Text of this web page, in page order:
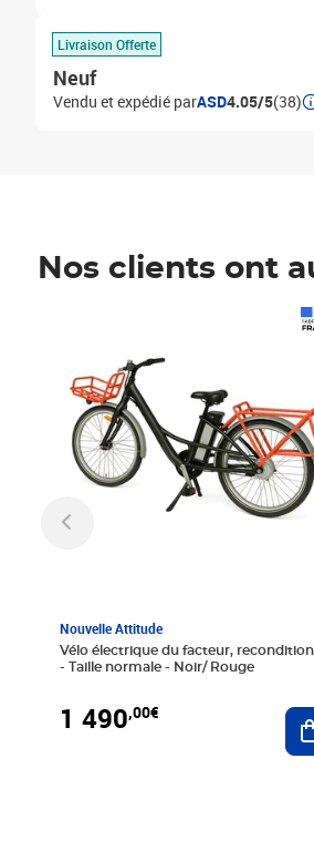
Livraison Offerte
Neuf
Vendu et expédié parASD4.05/5(38)
Nos clients ont
Nouvelle Attitude
Vélo électrique du facteur,
- Taille normale - Noir/ Rouge
1 490,00€